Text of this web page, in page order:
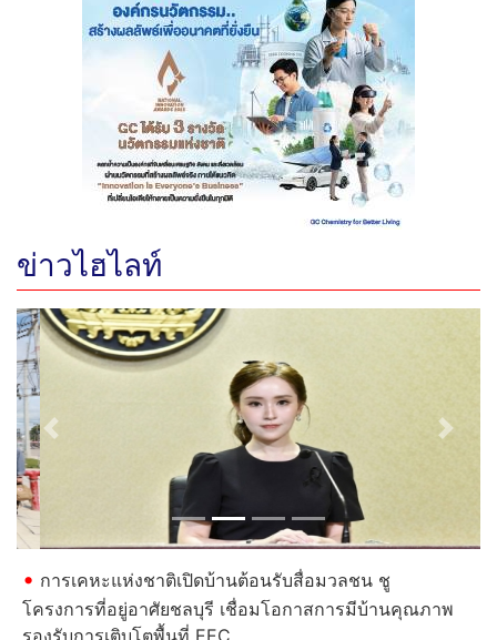
ข่าวไฮไลท์
Previous Next
การเคหะแห่งชาติเปิดบ้านต้อนรับสื่อมวลชน ชู
โครงการที่อยู่อาศัยชลบุรี เชื่อมโอกาสการมีบ้านคุณภาพ
รองรับการเติบโตพื้นที่ EEC